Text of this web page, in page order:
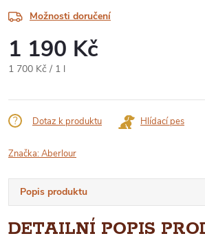
Možnosti doručení
1 190 Kč
Měrná
1 700 Kč / 1 l
Dotaz k produktu Hlídací pes
Značka:Aberlour
Popis produktu
DETAILNÍ POPIS